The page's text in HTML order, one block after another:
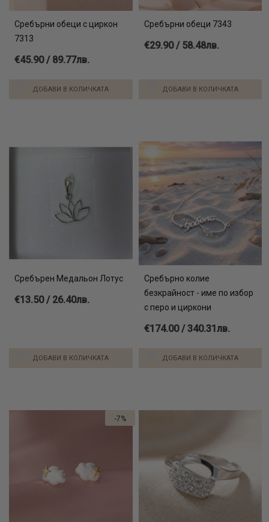
Сребърни обеци с циркон
7313
€45.90 / 89.77лв.
ДОБАВИ В КОЛИЧКАТА
Сребърни обеци 7343
€29.90 / 58.48лв.
ДОБАВИ В КОЛИЧКАТА
Сребърен Медальон Лотус
€13.50 / 26.40лв.
ДОБАВИ В КОЛИЧКАТА
Сребърно колие
безкрайност - име по избор
с перо и циркони
€174.00 / 340.31лв.
ДОБАВИ В КОЛИЧКАТА
-7%